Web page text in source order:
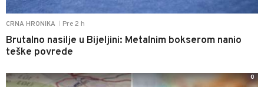
CRNA HRONIKA Pre 2 h
Brutalno nasilje u Bijeljini: Metalnim bokserom nanio
teške povrede
0